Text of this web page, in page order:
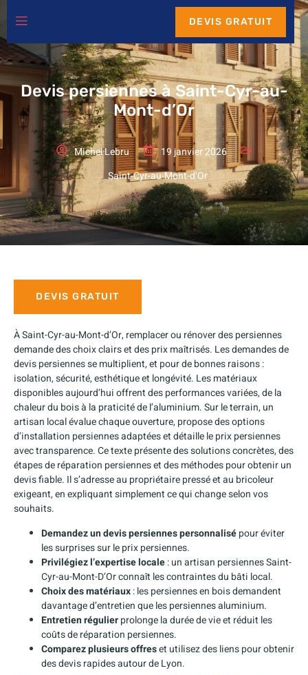
DEVIS GRATUIT
Devis persiennes à Saint-Cyr-au-
Mont-d’Or
Michel Lebru
19 janvier 2026
Saint-Cyr-au-Mont-d’Or
DEVIS GRATUIT
À Saint-Cyr-au-Mont-d’Or, remplacer ou rénover des persiennes
demande des choix clairs et des prix maîtrisés. Les demandes de
devis persiennes se multiplient, et pour de bonnes raisons :
isolation, sécurité, esthétique et longévité. Les matériaux
disponibles aujourd’hui offrent des performances variées, de la
chaleur du bois à la praticité de l’aluminium. Sur le terrain, un
artisan local évalue chaque ouverture, propose des options
d’installation persiennes adaptées et détaille le prix persiennes
avec transparence. Ce texte présente des solutions concrètes, des
étapes de réparation persiennes et des méthodes pour obtenir un
devis fiable. Il s’adresse au propriétaire pressé et au bricoleur
exigeant, en expliquant simplement ce qui change selon vos
souhaits.
Demandez un devis persiennes personnalisépour éviter
les surprises sur le prix persiennes.
Privilégiez l’expertise locale: un artisan persiennes Saint-
Cyr-au-Mont-D’Or connaît les contraintes du bâti local.
Choix des matériaux: les persiennes en bois demandent
davantage d’entretien que les persiennes aluminium.
Entretien régulierprolonge la durée de vie et réduit les
coûts de réparation persiennes.
Comparez plusieurs offreset utilisez des liens pour obtenir
des devis rapides autour de Lyon.